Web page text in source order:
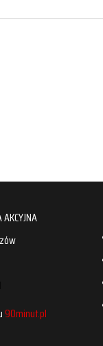
90minut.pl